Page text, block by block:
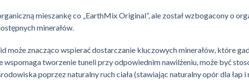
mieszankę co „EarthMix Original”, ale został wzbogacony o
minerałów.
może znacząco wspierać dostarczanie kluczowych minerałów, które
wspomaga tworzenie tuneli przy odpowiednim nawilżeniu, może być
poprzez naturalny ruch ciała (stawiając naturalny opór dla łap i